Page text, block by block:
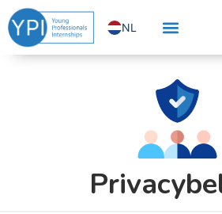
Ga
naar
NL
EN